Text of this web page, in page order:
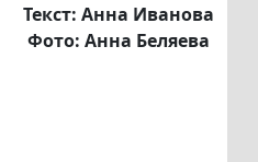
Текст: Анна Иванова
Фото: Анна Беляева